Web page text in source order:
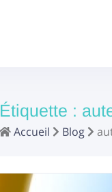
Étiquette :
Accueil Blog